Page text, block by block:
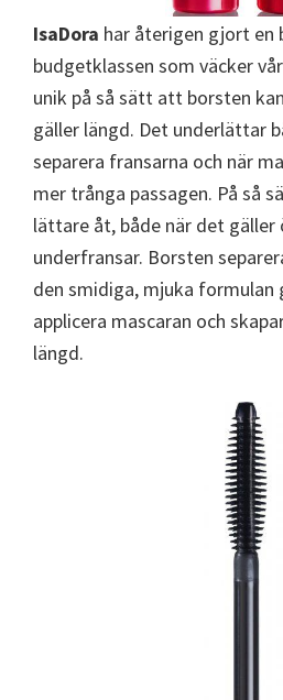
IsaDora har återigen gjort en
budgetklassen som väcker
unik på så sätt att borsten
gäller längd. Det underlättar
separera fransarna och när
mer trånga passagen. På så
lättare åt, både när det gäller
underfransar. Borsten
den smidiga, mjuka
applicera mascaran och
längd.